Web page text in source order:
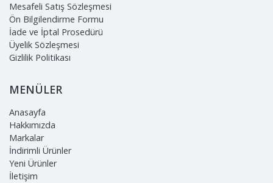
Mesafeli Satış Sözleşmesi
Ön Bilgilendirme Formu
İade ve İptal Prosedürü
Üyelik Sözleşmesi
Gizlilik Politikası
MENÜLER
Anasayfa
Hakkımızda
Markalar
İndirimli Ürünler
Yeni Ürünler
İletişim